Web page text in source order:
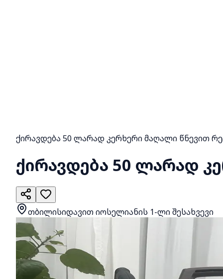
ქირავდება 50 ლარად კერხერი მაღალი წნევით
ქირავდება 50 ლარად
თბილისიდავით იოსელიანის 1-ლი შესახვევი